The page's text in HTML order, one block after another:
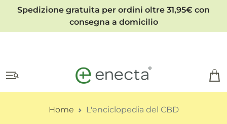
Spedizione gratuita per ordini oltre 31,95€ con
consegna a domicilio
Home L'enciclopedia del CBD